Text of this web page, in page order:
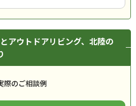
アウトドアリビング、北陸の
際のご相談例